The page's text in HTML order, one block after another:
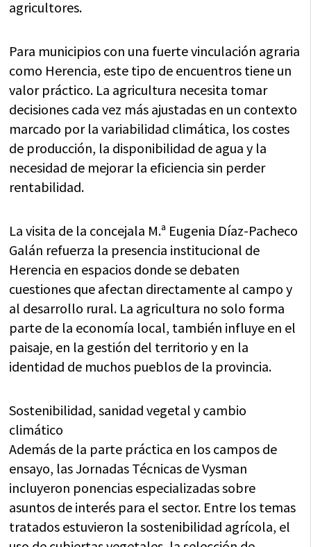
agricultores.
Para municipios con una fuerte vinculación agraria
como Herencia, este tipo de encuentros tiene un
valor práctico. La agricultura necesita tomar
decisiones cada vez más ajustadas en un contexto
marcado por la variabilidad climática, los costes
de producción, la disponibilidad de agua y la
necesidad de mejorar la eficiencia sin perder
rentabilidad.
La visita de la concejala M.ª Eugenia Díaz-Pacheco
Galán refuerza la presencia institucional de
Herencia en espacios donde se debaten
cuestiones que afectan directamente al campo y
al desarrollo rural. La agricultura no solo forma
parte de la economía local, también influye en el
paisaje, en la gestión del territorio y en la
identidad de muchos pueblos de la provincia.
Sostenibilidad, sanidad vegetal y cambio
climático
Además de la parte práctica en los campos de
ensayo, las Jornadas Técnicas de Vysman
incluyeron ponencias especializadas sobre
asuntos de interés para el sector. Entre los temas
tratados estuvieron la sostenibilidad agrícola, el